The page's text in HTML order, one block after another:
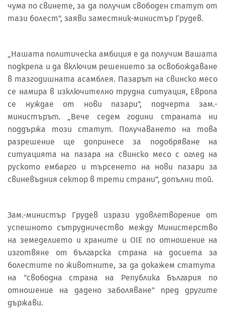
чума по свинете, за да получим свободен статут от
тази болест", заяви заместник-министър Грудев.
„Нашата политическа амбиция е да получим Вашата
подкрепа и да включим решението за освобождаване
в тазгодишната асамблея. Пазарът на свинско месо
се намира в изключително трудна ситуация, Европа
се нуждае от нови пазари", подчерта зам.-
министърът. „Вече седем години страната ни
поддържа този статут. Получаването на това
разрешение ще допринесе за подобряване на
ситуацията на пазара на свинско месо с оглед на
руското ембарго и търсенето на нови пазари за
свиневъдния сектор в трети страни”, допълни той.
Зам.-министър Грудев изрази удовлетворение от
успешното сътрудничество между Министерство
на земеделието и храните и OIE по отношение на
изготвяне от българска страна на досиета за
болестите по животните, за да докажем статута
на "свободна страна на Република България по
отношение на дадено заболяване" пред другите
държави.